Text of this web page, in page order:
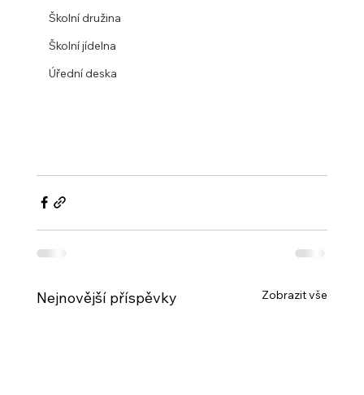
Školní družina
Školní jídelna
Úřední deska
Nejnovější příspěvky Zobrazit vše